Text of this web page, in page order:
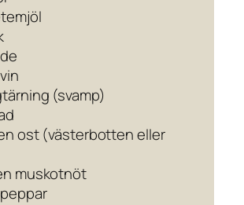
(svamp)
ost (västerbotten eller
muskotnöt